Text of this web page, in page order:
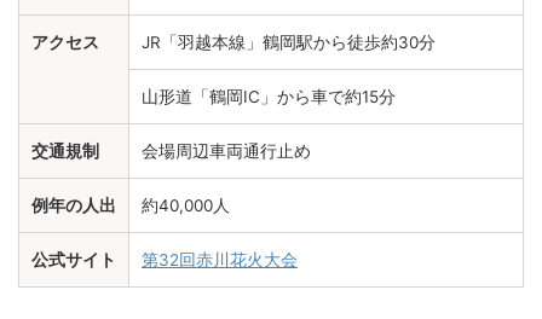
アクセス JR「羽越本線」鶴岡駅から徒歩約30分
山形道「鶴岡IC」から車で約15分
交通規制 会場周辺車両通行止め
例年の人出 約40,000人
公式サイト 第32回赤川花火大会